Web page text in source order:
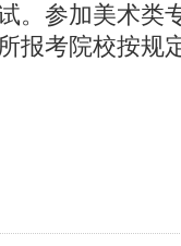
。参加美术类
报考院校按规